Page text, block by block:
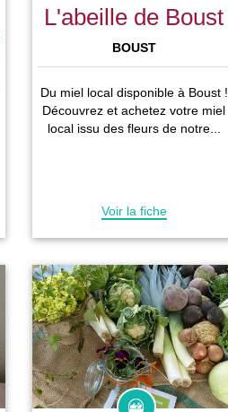
L'abeille de Boust
BOUST
Du miel local disponible à Boust !
Découvrez et achetez votre miel
local issu des fleurs de notre...
Voir la fiche